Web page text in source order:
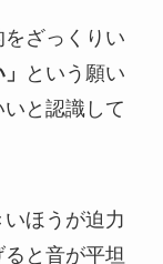
ざっくりい
という願い
と認識して
ほうが迫力
と音が平坦